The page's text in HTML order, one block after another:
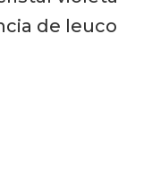
de leuco